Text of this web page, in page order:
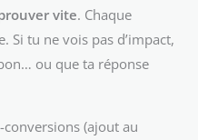
vite. Chaque
Si tu ne vois pas d’impact,
ou que ta réponse
(ajout au